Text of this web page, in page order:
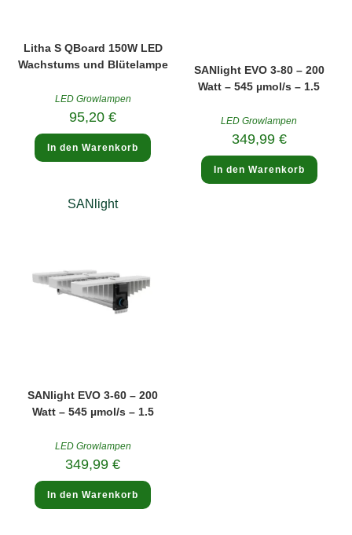
Litha S QBoard 150W LED
Wachstums und Blütelampe
LED Growlampen
95,20€
In den Warenkorb
SANlight EVO 3-80 – 200
Watt – 545 µmol/s – 1.5
LED Growlampen
349,99 €
In den Warenkorb
SANlight
SANlight EVO 3-60 – 200
Watt – 545 µmol/s – 1.5
LED Growlampen
349,99€
In den Warenkorb